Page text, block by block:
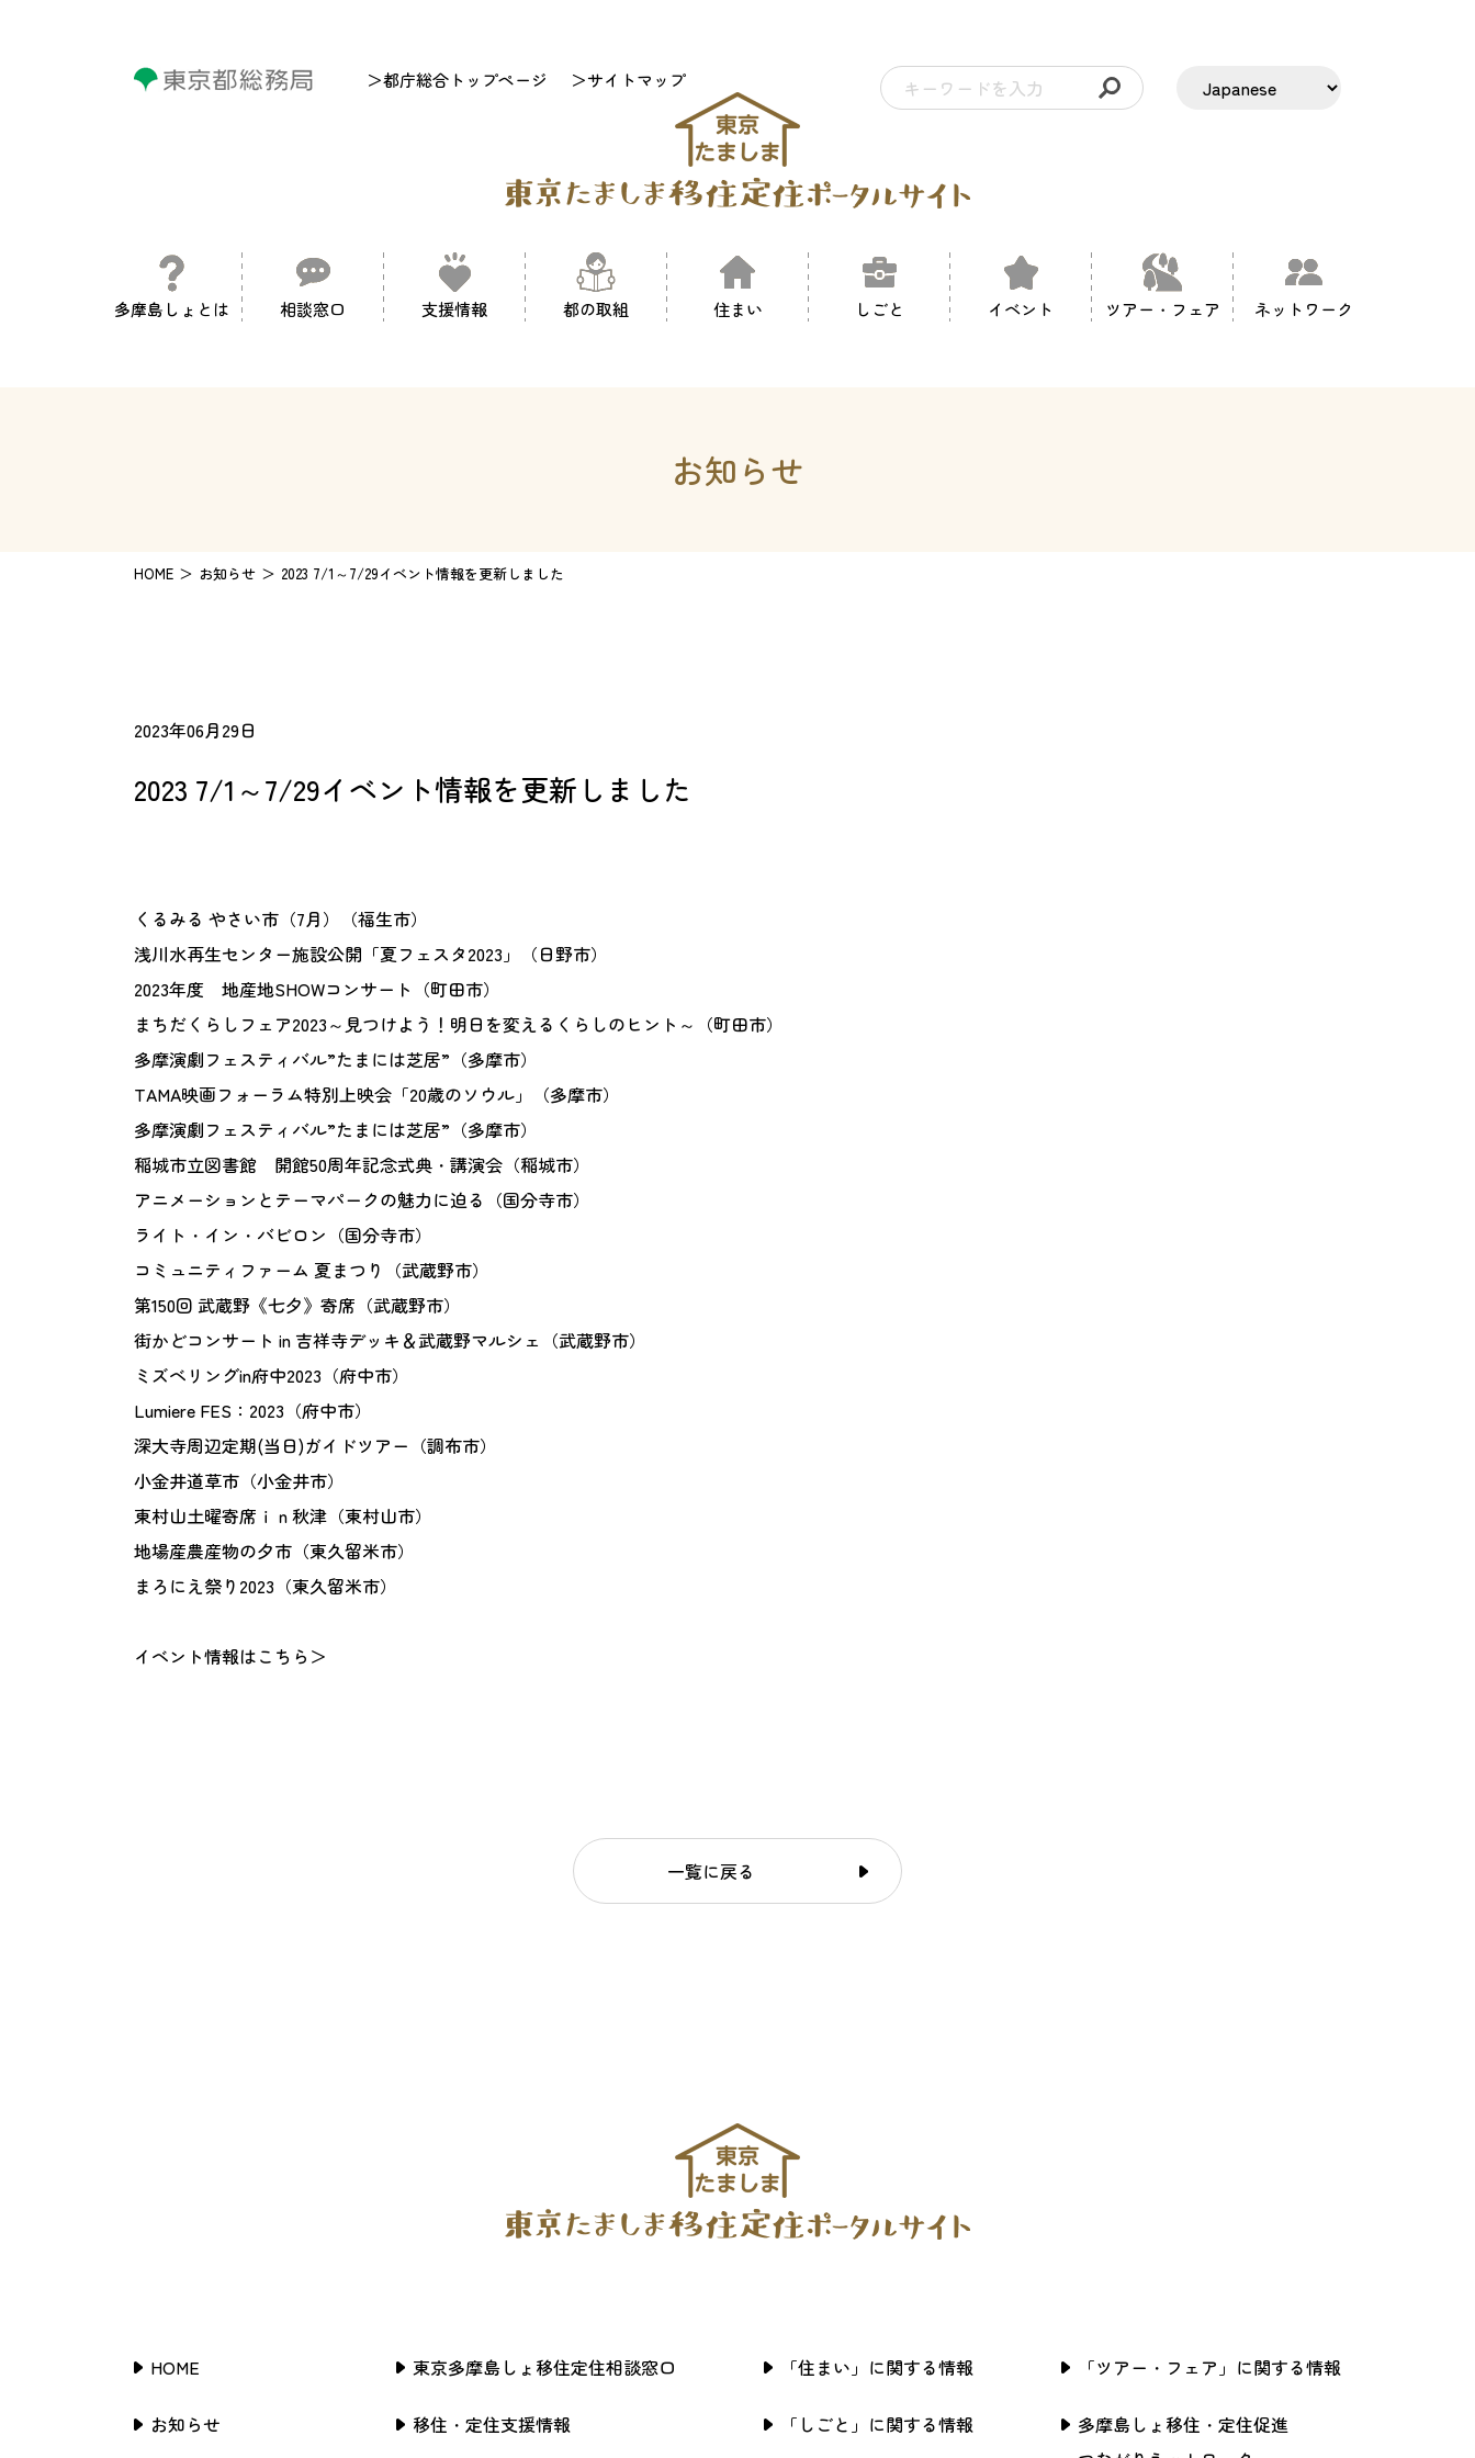
＞都庁総合トップページ ＞サイトマップ
多摩島しょとは 相談窓口 支援情報 都の取組 住まい しごと イベント ツアー・フェア ネットワーク
お知らせ
HOME お知らせ 2023 7/1～7/29イベント情報を更新しました
2023年06月29日
2023 7/1～7/29イベント情報を更新しました
くるみる やさい市（7月）（福生市）
浅川水再生センター施設公開「夏フェスタ2023」（日野市）
2023年度 地産地SHOWコンサート（町田市）
まちだくらしフェア2023～見つけよう！明日を変えるくらしのヒント～（町田市）
多摩演劇フェスティバル”たまには芝居”（多摩市）
TAMA映画フォーラム特別上映会「20歳のソウル」（多摩市）
多摩演劇フェスティバル”たまには芝居”（多摩市）
稲城市立図書館 開館50周年記念式典・講演会（稲城市）
アニメーションとテーマパークの魅力に迫る（国分寺市）
ライト・イン・バビロン（国分寺市）
コミュニティファーム 夏まつり（武蔵野市）
第150回 武蔵野《七夕》寄席（武蔵野市）
街かどコンサート in 吉祥寺デッキ＆武蔵野マルシェ（武蔵野市）
ミズベリングin府中2023（府中市）
Lumiere FES：2023（府中市）
深大寺周辺定期(当日)ガイドツアー（調布市）
小金井道草市（小金井市）
東村山土曜寄席ｉｎ秋津（東村山市）
地場産農産物の夕市（東久留米市）
まろにえ祭り2023（東久留米市）
イベント情報はこちら＞
一覧に戻る
HOME
お知らせ
東京多摩島しょ移住定住相談窓口
移住・定住支援情報
「住まい」に関する情報
「しごと」に関する情報
「ツアー・フェア」に関する情報
多摩島しょ移住・定住促進